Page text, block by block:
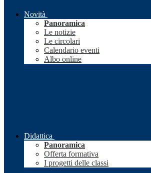
Novità
Panoramica
Le notizie
Le circolari
Calendario eventi
Albo online
Didattica
Panoramica
Offerta formativa
I progetti delle classi